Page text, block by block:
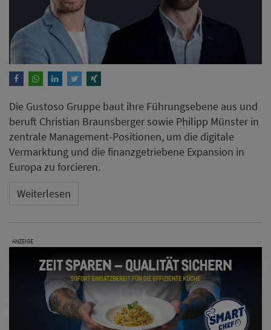
Die Gustoso Gruppe baut ihre Führungsebene aus und
beruft Christian Braunsberger sowie Philipp Münster in
zentrale Management-Positionen, um die digitale
Vermarktung und die finanzgetriebene Expansion in
Europa zu forcieren.
Weiterlesen
ANZEIGE